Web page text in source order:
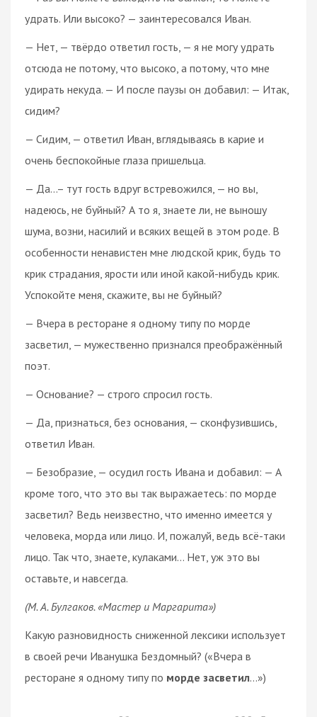
удрать. Или высоко? — заинтересовался Иван.
— Нет, — твёрдо ответил гость, — я не могу удрать
отсюда не потому, что высоко, а потому, что мне
удирать некуда. — И после паузы он добавил: — Итак,
сидим?
— Сидим, — ответил Иван, вглядываясь в карие и
очень беспокойные глаза пришельца.
— Да…– тут гость вдруг встревожился, — но вы,
надеюсь, не буйный? А то я, знаете ли, не выношу
шума, возни, насилий и всяких вещей в этом роде. В
особенности ненавистен мне людской крик, будь то
крик страдания, ярости или иной какой-нибудь крик.
Успокойте меня, скажите, вы не буйный?
— Вчера в ресторане я одному типу по морде
засветил, — мужественно признался преображённый
поэт.
— Основание? — строго спросил гость.
— Да, признаться, без основания, — сконфузившись,
ответил Иван.
— Безобразие, — осудил гость Ивана и добавил: — А
кроме того, что это вы так выражаетесь: по морде
засветил? Ведь неизвестно, что именно имеется у
человека, морда или лицо. И, пожалуй, ведь всё-таки
лицо. Так что, знаете, кулаками… Нет, уж это вы
оставьте, и навсегда.
(М. А. Булгаков. «Мастер и Маргарита»)
Какую разновидность сниженной лексики использует
в своей речи Иванушка Бездомный? («Вчера в
ресторане я одному типу по морде засветил…»)